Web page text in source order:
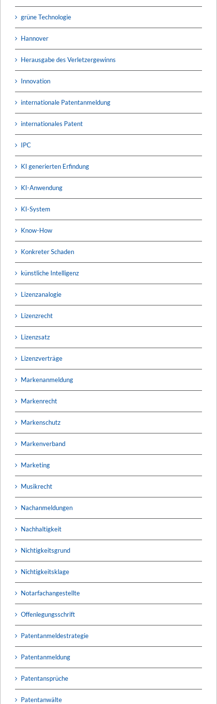
grüne Technologie
Hannover
Herausgabe des Verletzergewinns
Innovation
internationale Patentanmeldung
internationales Patent
IPC
KI generierten Erfindung
KI-Anwendung
KI-System
Know-How
Konkreter Schaden
künstliche Intelligenz
Lizenzanalogie
Lizenzrecht
Lizenzsatz
Lizenzverträge
Markenanmeldung
Markenrecht
Markenschutz
Markenverband
Marketing
Musikrecht
Nachanmeldungen
Nachhaltigkeit
Nichtigkeitsgrund
Nichtigkeitsklage
Notarfachangestellte
Offenlegungsschrift
Patentanmeldestrategie
Patentanmeldung
Patentansprüche
Patentanwälte